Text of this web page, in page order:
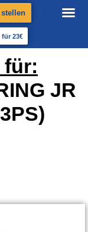
23€
für:
JR